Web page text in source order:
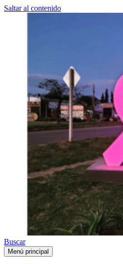
Saltar al contenido
Buscar
Menú principal